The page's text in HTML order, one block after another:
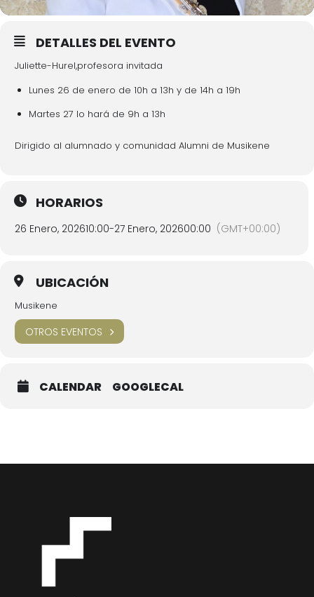
DETALLES DEL EVENTO
Juliette-Hurel,profesora invitada
Lunes 26 de enero de 10h a 13h y de 14h a 19h
Martes 27 lo hará de 9h a 13h
Dirigido al alumnado y comunidad Alumni de Musikene
HORARIOS
26 Enero, 202610:00-27 Enero, 202600:00 (GMT+00:00)
UBICACIÓN
Musikene
OTROS EVENTOS
CALENDAR GOOGLECAL